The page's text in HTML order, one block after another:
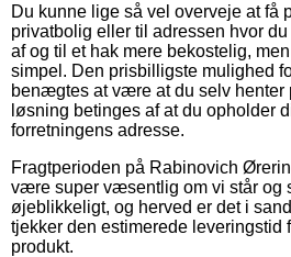
Du kunne lige så vel overveje at få
privatbolig eller til adressen hvor
af og til et hak mere bekostelig,
simpel. Den prisbilligste mulighed
benægtes at være at du selv henter
løsning betinges af at du opholder
forretningens adresse.
Fragtperioden på Rabinovich
være super væsentlig om vi står og
øjeblikkeligt, og herved er det i
tjekker den estimerede leveringstid
produkt.